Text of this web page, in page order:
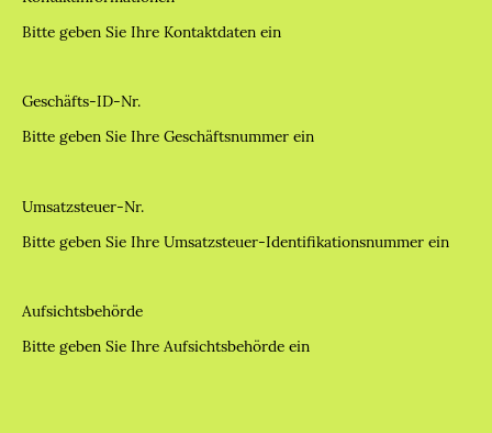
Bitte geben Sie Ihre Kontaktdaten ein
Geschäfts-ID-Nr.
Bitte geben Sie Ihre Geschäftsnummer ein
Umsatzsteuer-Nr.
Bitte geben Sie Ihre Umsatzsteuer-Identifikationsnummer ein
Aufsichtsbehörde
Bitte geben Sie Ihre Aufsichtsbehörde ein